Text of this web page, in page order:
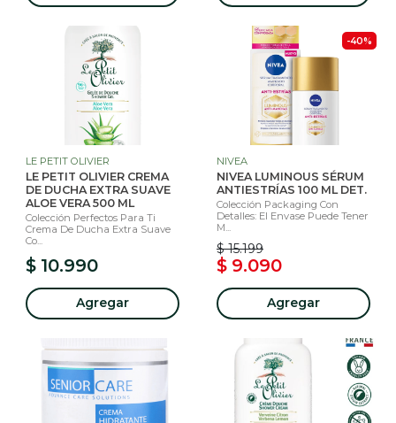
LE PETIT OLIVIER
LE PETIT OLIVIER CREMA
DE DUCHA EXTRA SUAVE
ALOE VERA 500 ML
Colección Perfectos Para Ti
Crema De Ducha Extra Suave
Co...
$ 10.990
Agregar
-40%
NIVEA
NIVEA LUMINOUS SÉRUM
ANTIESTRÍAS 100 ML DET.
Colección Packaging Con
Detalles: El Envase Puede Tener
M...
$ 15.199
$ 9.090
Agregar